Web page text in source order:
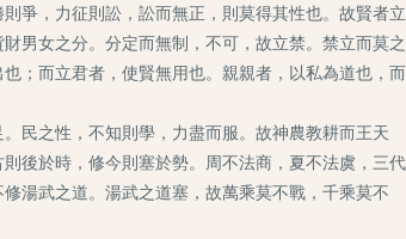
爭，力征則訟，訟而無正，則莫得其性也。故賢者立
男女之分。分定而無制，不可，故立禁。禁立而莫之
；而立君者，使賢無用也。親親者，以私為道也，而
民之性，不知則學，力盡而服。故神農教耕而王天
後於時，修今則塞於勢。周不法商，夏不法虞，三代
湯武之道。湯武之道塞，故萬乘莫不戰，千乘莫不